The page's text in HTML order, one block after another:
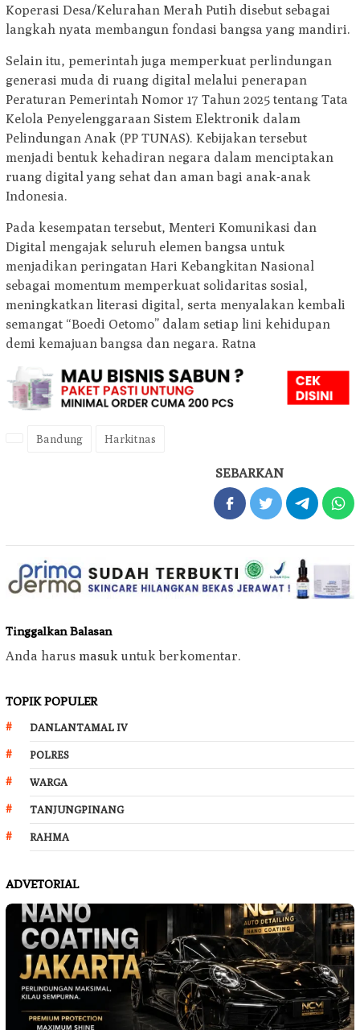
Koperasi Desa/Kelurahan Merah Putih disebut sebagai
langkah nyata membangun fondasi bangsa yang mandiri.
Selain itu, pemerintah juga memperkuat perlindungan
generasi muda di ruang digital melalui penerapan
Peraturan Pemerintah Nomor 17 Tahun 2025 tentang Tata
Kelola Penyelenggaraan Sistem Elektronik dalam
Pelindungan Anak (PP TUNAS). Kebijakan tersebut
menjadi bentuk kehadiran negara dalam menciptakan
ruang digital yang sehat dan aman bagi anak-anak
Indonesia.
Pada kesempatan tersebut, Menteri Komunikasi dan
Digital mengajak seluruh elemen bangsa untuk
menjadikan peringatan Hari Kebangkitan Nasional
sebagai momentum memperkuat solidaritas sosial,
meningkatkan literasi digital, serta menyalakan kembali
semangat “Boedi Oetomo” dalam setiap lini kehidupan
demi kemajuan bangsa dan negara. Ratna
Bandung Harkitnas
SEBARKAN
Tinggalkan Balasan
Anda harus masuk untuk berkomentar.
TOPIK POPULER
DANLANTAMAL IV
POLRES
WARGA
TANJUNGPINANG
RAHMA
ADVETORIAL